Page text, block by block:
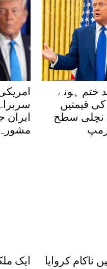
مشورہ
ختم ہونے
قیمتیں
نچلی سطح
ایک
ناکام کروایا